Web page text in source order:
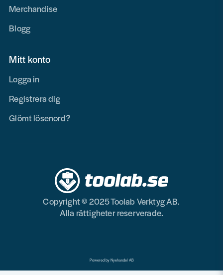
Merchandise
Blogg
Mitt konto
Logga in
Registrera dig
Glömt lösenord?
Copyright © 2025 Toolab Verktyg AB.
Alla rättigheter reserverade.
Powered by Nyehandel AB